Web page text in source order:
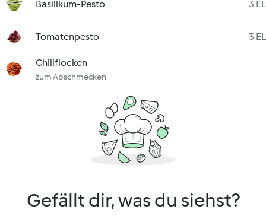
Basilikum-Pesto 3 EL
Tomatenpesto 3 EL
Chiliflocken
zum Abschmecken
Gefällt dir, was du siehst?